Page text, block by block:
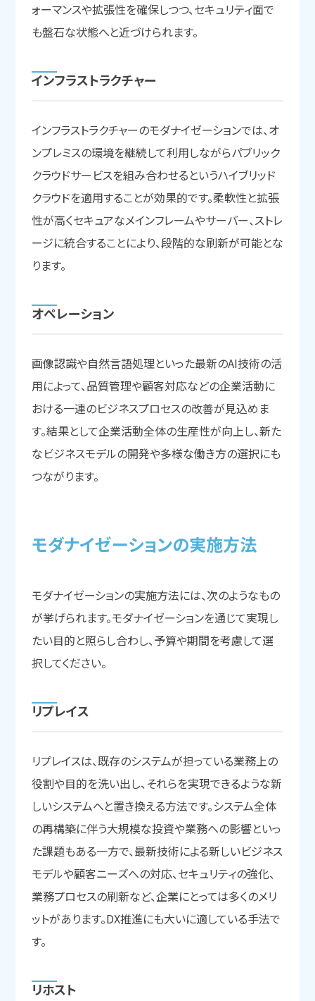
ォーマンスや拡張性を確保しつつ、セキュリティ面で
も盤石な状態へと近づけられます。
インフラストラクチャー
インフラストラクチャーのモダナイゼーションでは、オ
ンプレミスの環境を継続して利用しながらパブリック
クラウドサービスを組み合わせるというハイブリッド
クラウドを適用することが効果的です。柔軟性と拡張
性が高くセキュアなメインフレームやサーバー、ストレ
ージに統合することにより、段階的な刷新が可能とな
ります。
オペレーション
画像認識や自然言語処理といった最新のAI技術の活
用によって、品質管理や顧客対応などの企業活動に
おける一連のビジネスプロセスの改善が見込めま
す。結果として企業活動全体の生産性が向上し、新た
なビジネスモデルの開発や多様な働き方の選択にも
つながります。
モダナイゼーションの実施方法
モダナイゼーションの実施方法には、次のようなもの
が挙げられます。モダナイゼーションを通じて実現し
たい目的と照らし合わし、予算や期間を考慮して選
択してください。
リプレイス
リプレイスは、既存のシステムが担っている業務上の
役割や目的を洗い出し、それらを実現できるような新
しいシステムへと置き換える方法です。システム全体
の再構築に伴う大規模な投資や業務への影響といっ
た課題もある一方で、最新技術による新しいビジネス
モデルや顧客ニーズへの対応、セキュリティの強化、
業務プロセスの刷新など、企業にとっては多くのメリ
ットがあります。DX推進にも大いに適している手法で
す。
リホスト